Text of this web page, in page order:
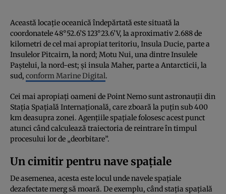
Această locație oceanică îndepărtată este situată la
coordonatele 48°52.6’S 123°23.6’V, la aproximativ 2.688 de
kilometri de cel mai apropiat teritoriu, Insula Ducie, parte a
Insulelor Pitcairn, la nord; Motu Nui, una dintre Insulele
Paștelui, la nord-est; și insula Maher, parte a Antarcticii, la
sud, conform Marine Digital.
Cei mai apropiați oameni de Point Nemo sunt astronauții din
Stația Spațială Internațională, care zboară la puțin sub 400
km deasupra zonei. Agențiile spațiale folosesc acest punct
atunci când calculează traiectoria de reintrare în timpul
procesului lor de „deorbitare”.
Un cimitir pentru nave spațiale
De asemenea, acesta este locul unde navele spațiale
dezafectate merg să moară. De exemplu, când stația spațială